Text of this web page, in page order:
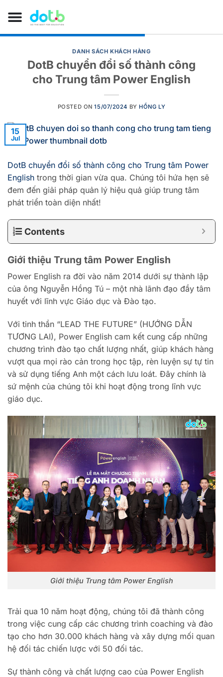
DANH SÁCH KHÁCH HÀNG
DotB chuyển đổi số thành công
cho Trung tâm Power English
POSTED ON15/07/2024 BY HỒNG LY
15
Jul
DotB chuyển đổi số thành công cho Trung tâm Power
English trong thời gian vừa qua. Chúng tôi hứa hẹn sẽ
đem đến giải pháp quản lý hiệu quả giúp trung tâm
phát triển toàn diện nhất!
Contents
Giới thiệu Trung tâm Power English
Power English ra đời vào năm 2014 dưới sự thành lập
của ông Nguyễn Hồng Tú – một nhà lãnh đạo đầy tâm
huyết với lĩnh vực Giáo dục và Đào tạo.
Với tinh thần “LEAD THE FUTURE” (HƯỚNG DẪN
TƯƠNG LAI), Power English cam kết cung cấp những
chương trình đào tạo chất lượng nhất, giúp khách hàng
vượt qua mọi rào cản trong học tập, rèn luyện sự tự tin
và sử dụng tiếng Anh một cách lưu loát. Đây chính là
sứ mệnh của chúng tôi khi hoạt động trong lĩnh vực
giáo dục.
Giới thiệu Trung tâm Power English
Trải qua 10 năm hoạt động, chúng tôi đã thành công
trong việc cung cấp các chương trình coaching và đào
tạo cho hơn 30.000 khách hàng và xây dựng mối quan
hệ đối tác chiến lược với 50 đối tác.
Sự thành công và chất lượng cao của Power English